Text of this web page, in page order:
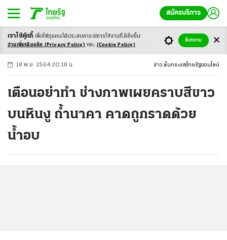
สมัครบริการ
-ก ก ก+
18 พ.ย. 2564 20:18 น. ข่าว ในกระแส ไทยรัฐออนไลน์
เตือนอย่าทำ ช่างภาพเผยคราบสีขาว
บนหินงู ถ้ำนาคา คาดถูกราดด้วย
น้ำอบ
เราใช้คุ้กกี้ เพื่อให้ทุกคนได้ประสบการณ์การใช้งานที่ดียิ่งขึ้น
อ่านเพิ่มเติมคลิก (Privacy Policy) และ (Cookie Policy)
รับทราบ